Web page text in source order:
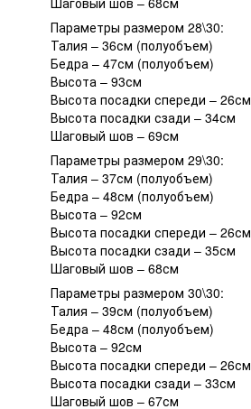
Параметры размером 28\30:
Талия – 36см (полуобъем)
Бедра – 47см (полуобъем)
Высота – 93см
Высота посадки спереди – 26см
Высота посадки сзади – 34см
Шаговый шов – 69см
Параметры размером 29\30:
Талия – 37см (полуобъем)
Бедра – 48см (полуобъем)
Высота – 92см
Высота посадки спереди – 26см
Высота посадки сзади – 35см
Шаговый шов – 68см
Параметры размером 30\30:
Талия – 39см (полуобъем)
Бедра – 48см (полуобъем)
Высота – 92см
Высота посадки спереди – 26см
Высота посадки сзади – 33см
Шаговый шов – 67см